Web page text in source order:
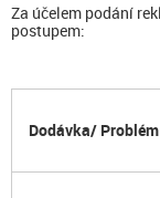
Za účelem podání
postupem:
Dodávka/ Problém